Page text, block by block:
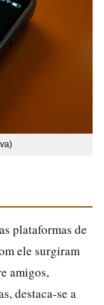
plataformas de
ele surgiram
amigos,
destaca-se a